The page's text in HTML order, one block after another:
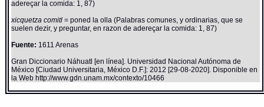
adereçar la comida: 1, 87)
xicquetza comitl= poned la olla (Palabras comunes, y ordinarias, que se
suelen dezir, y preguntar, en razon de adereçar la comida: 1, 87)
Fuente: 1611 Arenas
Gran Diccionario Náhuatl [en línea]. Universidad Nacional Autónoma de
México [Ciudad Universitaria, México D.F.]: 2012 [29-08-2020]. Disponible en
la Web http://www.gdn.unam.mx/contexto/10466